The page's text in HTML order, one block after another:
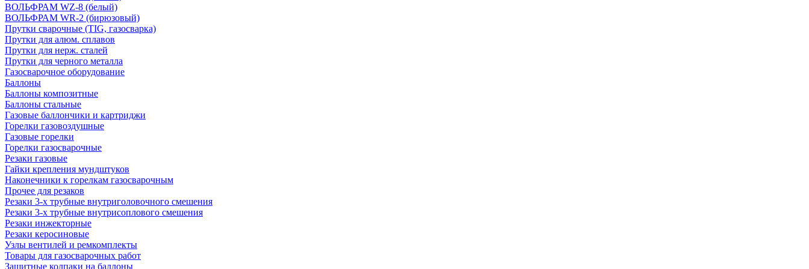
ВОЛЬФРАМ WZ-8 (белый)
ВОЛЬФРАМ WR-2 (бирюзовый)
Прутки сварочные (TIG, газосварка)
Прутки для алюм. сплавов
Прутки для нерж. сталей
Прутки для черного металла
Газосварочное оборудование
Баллоны
Баллоны композитные
Баллоны стальные
Газовые баллончики и картриджи
Горелки газовоздушные
Газовые горелки
Горелки газосварочные
Резаки газовые
Гайки крепления мундштуков
Наконечники к горелкам газосварочным
Прочее для резаков
Резаки 3-х трубные внутриголовочного смешения
Резаки 3-х трубные внутрисоплового смешения
Резаки инжекторные
Резаки керосиновые
Узлы вентилей и ремкомплекты
Товары для газосварочных работ
Защитные колпаки на баллоны